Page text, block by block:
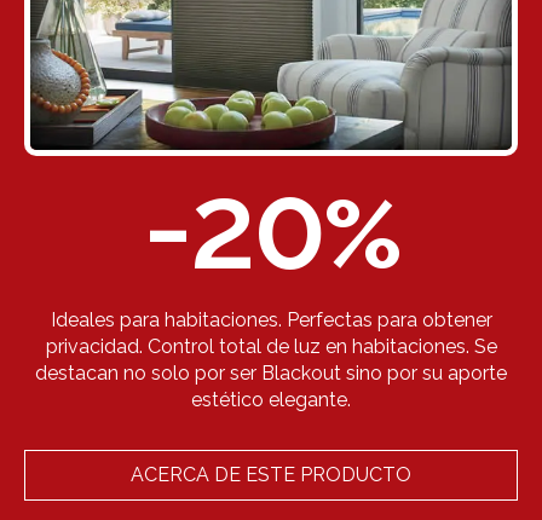
-20%
Ideales para habitaciones. Perfectas para obtener
privacidad. Control total de luz en habitaciones. Se
destacan no solo por ser Blackout sino por su aporte
estético elegante.
ACERCA DE ESTE PRODUCTO